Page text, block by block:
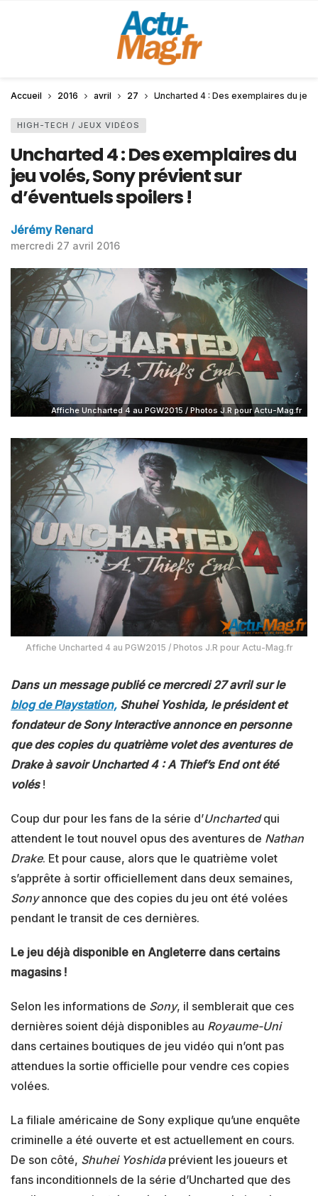
Accueil 2016 avril 27 Uncharted 4 : Des exemplaires du jeu
HIGH-TECH / JEUX VIDÉOS
Uncharted 4 : Des exemplaires du
jeu volés, Sony prévient sur
d’éventuels spoilers !
Jérémy Renard
mercredi 27 avril 2016
Affiche Uncharted 4 au PGW2015 / Photos J.R pour Actu-Mag.fr
Affiche Uncharted 4 au PGW2015 / Photos J.R pour Actu-Mag.fr
Dans un message publié ce mercredi 27 avril sur le
blog de Playstation, Shuhei Yoshida, le président et
fondateur de Sony Interactive annonce en personne
que des copies du quatrième volet des aventures de
Drake à savoir Uncharted 4 : A Thief’s End ont été
volés!
Coup dur pour les fans de la série d’Unchartedqui
attendent le tout nouvel opus des aventures de Nathan
Drake. Et pour cause, alors que le quatrième volet
s’apprête à sortir officiellement dans deux semaines,
Sonyannonce que des copies du jeu ont été volées
pendant le transit de ces dernières.
Le jeu déjà disponible en Angleterre dans certains
magasins !
Selon les informations de Sony, il semblerait que ces
dernières soient déjà disponibles au Royaume-Uni
dans certaines boutiques de jeu vidéo qui n’ont pas
attendues la sortie officielle pour vendre ces copies
volées.
La filiale américaine de Sony explique qu’une enquête
criminelle a été ouverte et est actuellement en cours.
De son côté, Shuhei Yoshida prévient les joueurs et
fans inconditionnels de la série d’Uncharted que des